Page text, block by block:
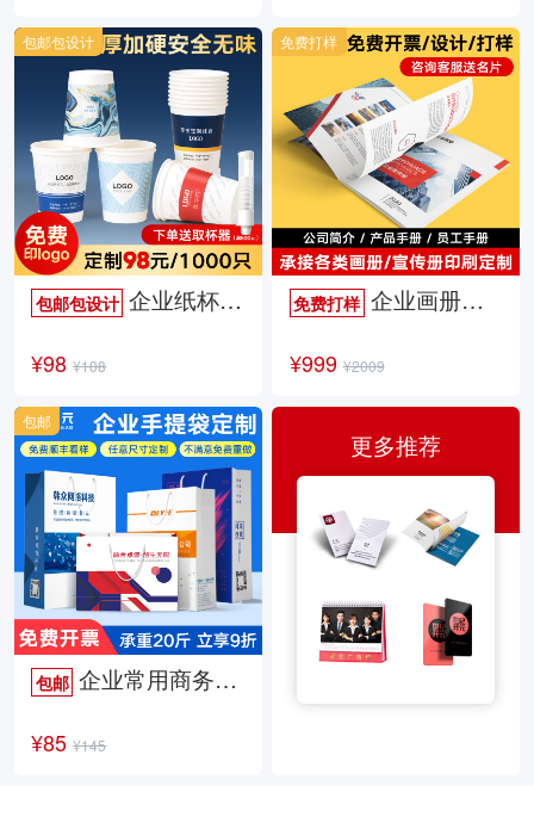
包邮包设计 企业纸杯定制
¥98 ¥108
包邮包设计
免费打样企业画册定制
¥999 ¥2009
免费打样
包邮 企业常用商务手提袋
¥85 ¥145
包邮
更多推荐